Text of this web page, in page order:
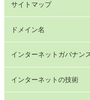
サイトマップ
ドメイン名
インターネットガバナン
インターネットの技術